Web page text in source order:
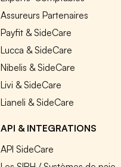
Assureurs Partenaires
Payfit & SideCare
Lucca & SideCare
Nibelis & SideCare
Livi & SideCare
Lianeli & SideCare
API & INTEGRATIONS
API SideCare